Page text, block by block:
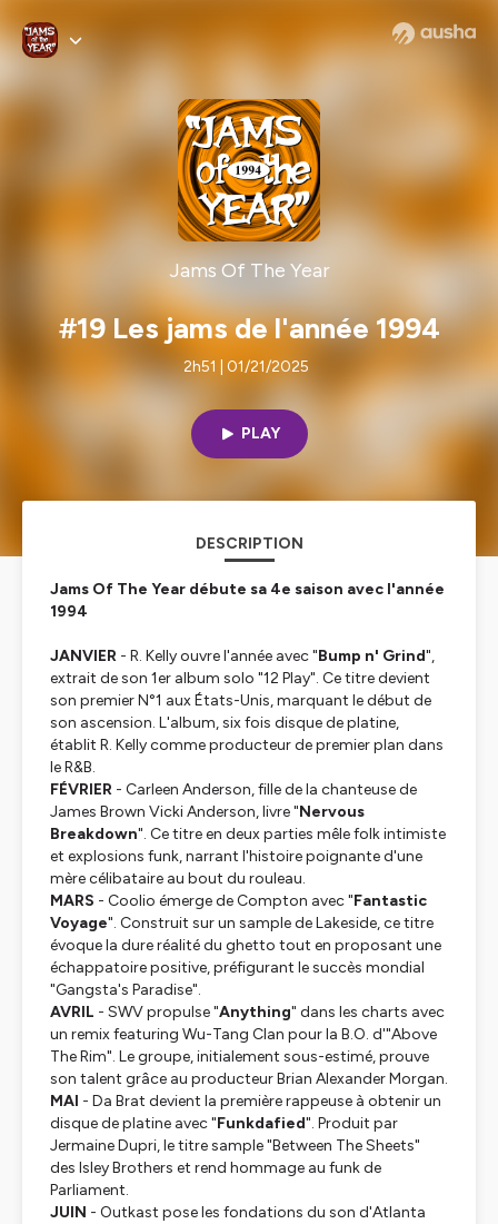
Jams Of The Year
#19 Les jams de l'année 1994
2h51 | 01/21/2025
PLAY
DESCRIPTION
Jams Of The Year débute sa 4e saison avec l'année
1994
JANVIER - R. Kelly ouvre l'année avec "Bump n' Grind",
extrait de son 1er album solo "12 Play". Ce titre devient
son premier N°1 aux États-Unis, marquant le début de
son ascension. L'album, six fois disque de platine,
établit R. Kelly comme producteur de premier plan dans
le R&B.
FÉVRIER - Carleen Anderson, fille de la chanteuse de
James Brown Vicki Anderson, livre "Nervous
Breakdown". Ce titre en deux parties mêle folk intimiste
et explosions funk, narrant l'histoire poignante d'une
mère célibataire au bout du rouleau.
MARS - Coolio émerge de Compton avec "Fantastic
Voyage". Construit sur un sample de Lakeside, ce titre
évoque la dure réalité du ghetto tout en proposant une
échappatoire positive, préfigurant le succès mondial
"Gangsta's Paradise".
AVRIL - SWV propulse "Anything" dans les charts avec
un remix featuring Wu-Tang Clan pour la B.O. d'"Above
The Rim". Le groupe, initialement sous-estimé, prouve
son talent grâce au producteur Brian Alexander Morgan.
MAI - Da Brat devient la première rappeuse à obtenir un
disque de platine avec "Funkdafied". Produit par
Jermaine Dupri, le titre sample "Between The Sheets"
des Isley Brothers et rend hommage au funk de
Parliament.
JUIN - Outkast pose les fondations du son d'Atlanta